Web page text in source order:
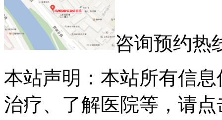
咨询预约热
本站声明：本站所有信
治疗、了解医院等，请